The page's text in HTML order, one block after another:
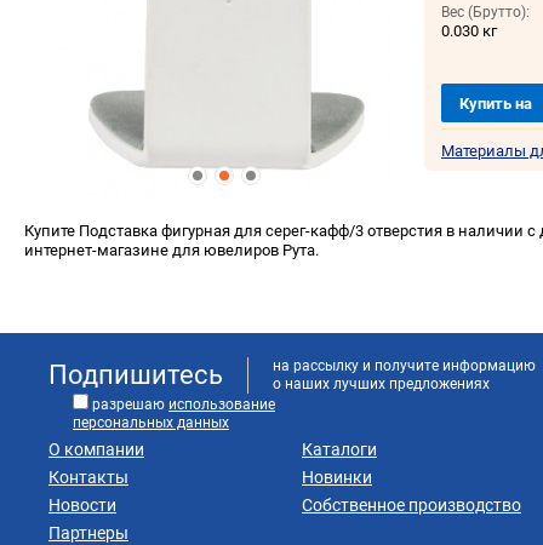
Вес (Брутто):
0.030 кг
Купить на
Материалы
Купите Подставка фигурная для серег-кафф/3 отверстия в наличии
интернет-магазине для ювелиров Рута.
Подпишитесь
на рассылку и получите информацию
о наших лучших предложениях
разрешаю использование
персональных данных
О компании
Контакты
Новости
Партнеры
Каталоги
Новинки
Собственное производство